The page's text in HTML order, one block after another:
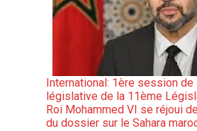
International: 1ère session de
législative de la 11ème
Roi Mohammed VI se réjoui
du dossier sur le Sahara